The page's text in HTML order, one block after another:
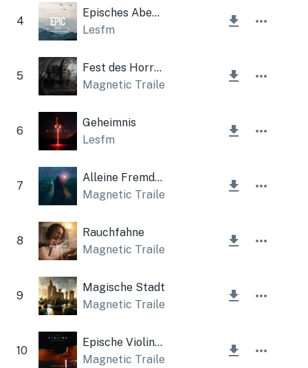
4
Episches Abenteuer
Lesfm
5
Fest des Horrors
Magnetic Trailer
6
Geheimnis
Lesfm
7
Alleine Fremder
Magnetic Trailer
8
Rauchfahne
Magnetic Trailer
9
Magische Stadt
Magnetic Trailer
10
Epische Violinen (Orchester)
Magnetic Trailer